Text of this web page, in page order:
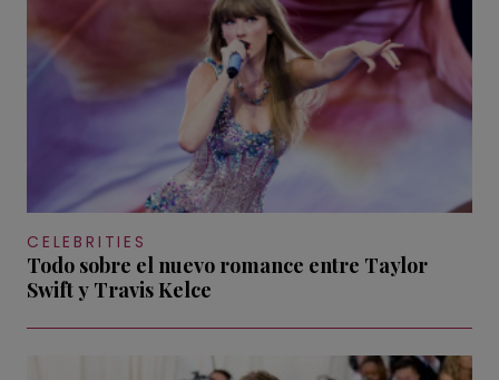
CELEBRITIES
Todo sobre el nuevo romance entre Taylor
Swift y Travis Kelce